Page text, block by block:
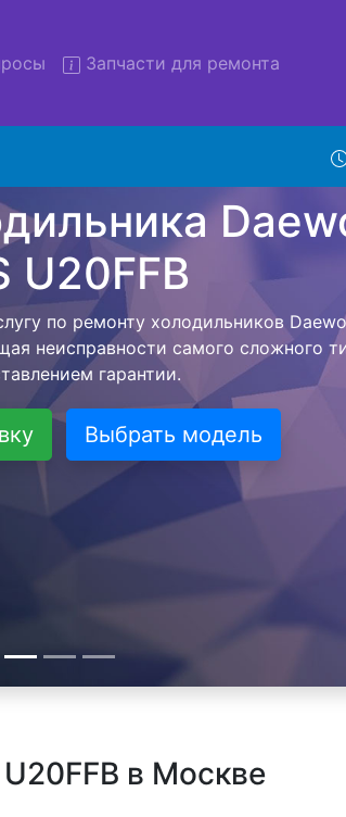
Запчасти для ремонта
клиент не тратил свое время и
сам заберет холодильник
Ремонт холодильника Daewoo FRS
центра, тем самым Вам не предстоит
тем как холодильная техника
работ и в дальнейшем
- Доставка холодильников ,
и диагностика.
Выбрать модель
в Москве